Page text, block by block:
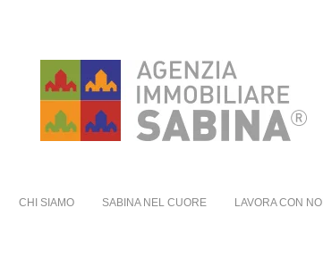
CHI SIAMO SABINA NEL CUORE LAVORA CON NOI